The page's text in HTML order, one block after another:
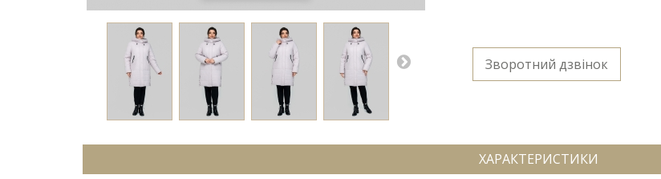
Зворотний дзвінок
ХАРАКТЕРИСТИКИ